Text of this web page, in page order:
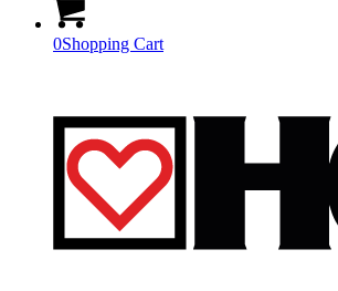
0Shopping Cart